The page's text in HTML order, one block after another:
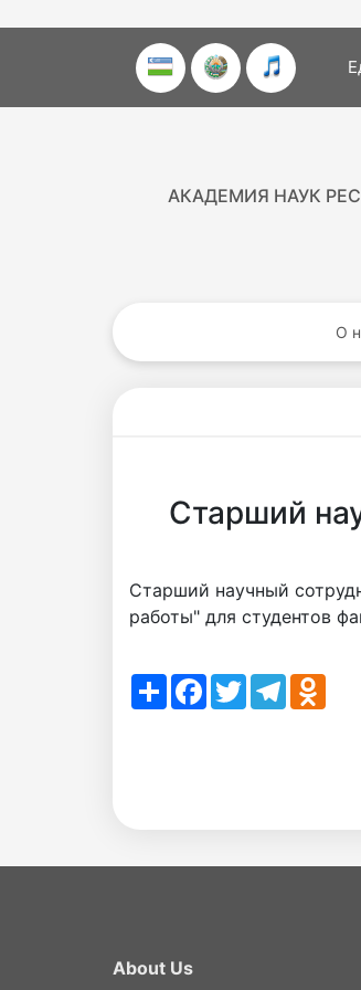
АКАДЕМИЯ НАУК
О
Старший
Старший научный
работы" для студентов
ShareFacebook
TwitterTelegram
About Us